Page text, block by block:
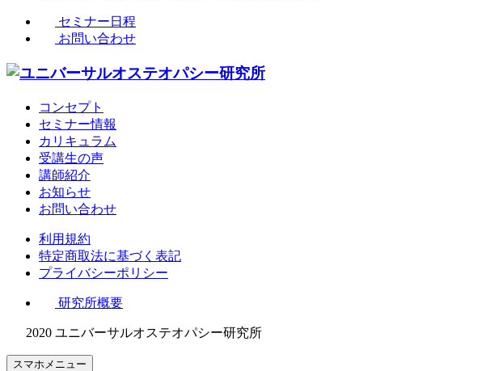
セミナー日程
お問い合わせ
コンセプト
セミナー情報
カリキュラム
受講生の声
講師紹介
お知らせ
お問い合わせ
利用規約
特定商取法に基づく表記
プライバシーポリシー
研究所概要
2020 ユニバーサルオステオパシー研究所
スマホメニュー